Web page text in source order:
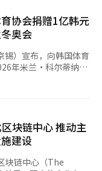
亿韩元，受益用户
发生后，部分用户迅
30分，Bithumb比特
争对手Upbit则维持
。Bithumb发现异常
收程序。Bithumb表示
30亿韩元已被转移
困难。金融委员会和
系统的重大漏洞，将
在道歉声明中称，
击。异常交易检测系
。※ 本报道经人工智
协会捐赠1亿韩元
奥会
锡）宣布，向韩国体育
年米兰·科尔蒂纳丹
异表现。此次捐赠是
伙伴，提供多方面
础和培养有潜力的年
我们将珍惜使用这笔
等，推动韩国冬季运
奥运期间开展全国性
块链中心 推动主
建设
块链中心（The